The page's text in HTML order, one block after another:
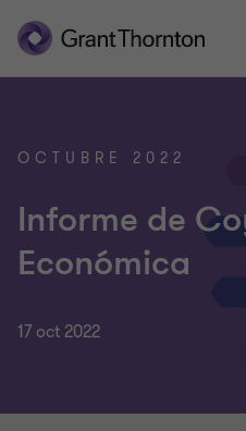
OCTUBRE 2022
Informe de
Económica
17 oct 2022